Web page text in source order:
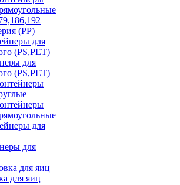
(PP)
для
(PS,PET)
для
для яиц